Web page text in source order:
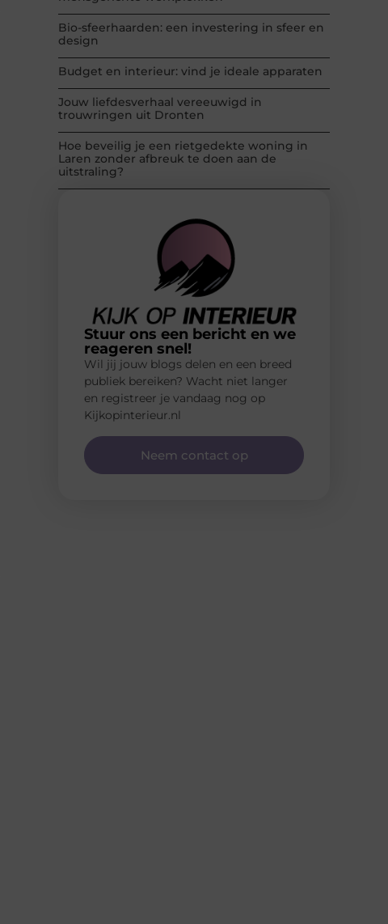
Bio-sfeerhaarden: een investering in sfeer en
design
Budget en interieur: vind je ideale apparaten
Jouw liefdesverhaal vereeuwigd in
trouwringen uit Dronten
Hoe beveilig je een rietgedekte woning in
Laren zonder afbreuk te doen aan de
uitstraling?
Stuur ons een bericht en we
reageren snel!
Wil jij jouw blogs delen en een breed
publiek bereiken? Wacht niet langer
en registreer je vandaag nog op
Kijkopinterieur.nl
Neem contact op